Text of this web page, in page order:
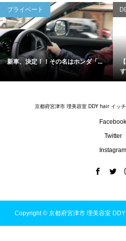
プライベート
新車、決定！！その名はホンダ「...
京都府宮津市 理美容室 DDY hair イッ
Facebook
Twitter
Instagram
Copyright ©京都府宮津市 理美容室